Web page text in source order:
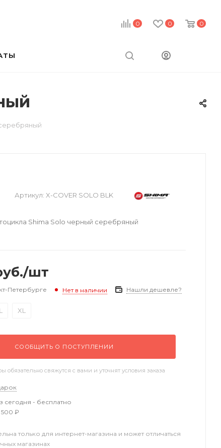
0 0 0
Артикул: X-COVER SOLO BLK
Shima Solo черный серебряный
/шт
Петербурге Нет в наличии Нашли дешевле?
XL
СООБЩИТЬ О ПОСТУПЛЕНИИ
свяжутся с вами и уточнят условия заказа
сегодня - бесплатно
500 ₽
только для интернет-магазина и может отличаться
магазинах